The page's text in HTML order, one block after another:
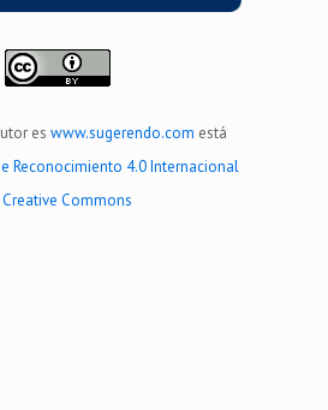
es www.sugerendo.com está
Reconocimiento 4.0 Internacional
Commons